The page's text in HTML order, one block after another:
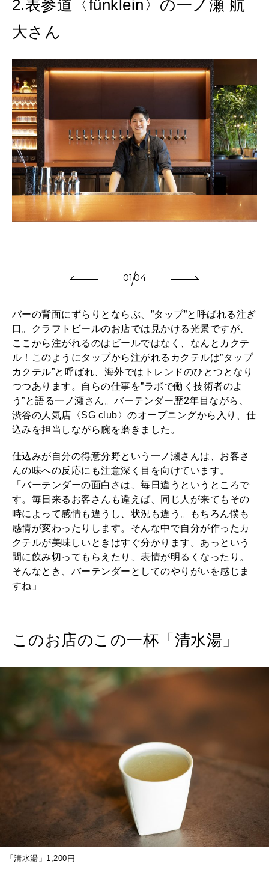
2.表参道〈fünklein〉の一ノ瀬 航
大さん
0104
バーの背面にずらりとならぶ、”タップ”と呼ばれる注ぎ
口。クラフトビールのお店では見かける光景ですが、
ここから注がれるのはビールではなく、なんとカクテ
ル！このようにタップから注がれるカクテルは”タップ
カクテル”と呼ばれ、海外ではトレンドのひとつとなり
つつあります。自らの仕事を”ラボで働く技術者のよ
う”と語る一ノ瀬さん。バーテンダー歴2年目ながら、
渋谷の人気店〈SG club〉のオープニングから入り、仕
込みを担当しながら腕を磨きました。
仕込みが自分の得意分野という一ノ瀬さんは、お客さ
んの味への反応にも注意深く目を向けています。
「バーテンダーの面白さは、毎日違うというところで
す。毎日来るお客さんも違えば、同じ人が来てもその
時によって感情も違うし、状況も違う。もちろん僕も
感情が変わったりします。そんな中で自分が作ったカ
クテルが美味しいときはすぐ分かります。あっという
間に飲み切ってもらえたり、表情が明るくなったり。
そんなとき、バーテンダーとしてのやりがいを感じま
すね」
このお店のこの一杯「清水湯」
「清水湯」1,200円